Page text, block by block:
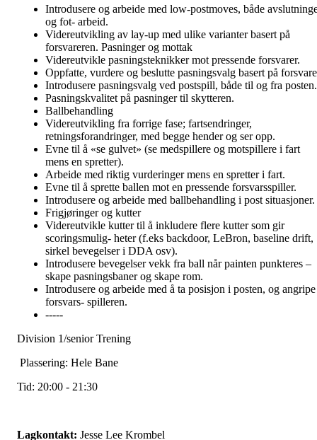
Introdusere og arbeide med low-postmoves, både
og fot- arbeid.
Videreutvikling av lay-up med ulike varianter basert på
forsvareren. Pasninger og mottak
Videreutvikle pasningsteknikker mot pressende forsvarer.
Oppfatte, vurdere og beslutte pasningsvalg basert på
Introdusere pasningsvalg ved postspill, både til og fra posten.
Pasningskvalitet på pasninger til skytteren.
Ballbehandling
Videreutvikling fra forrige fase; fartsendringer,
retningsforandringer, med begge hender og ser opp.
Evne til å «se gulvet» (se medspillere og motspillere i fart
mens en spretter).
Arbeide med riktig vurderinger mens en spretter i fart.
Evne til å sprette ballen mot en pressende forsvarsspiller.
Introdusere og arbeide med ballbehandling i post situasjoner.
Frigjøringer og kutter
Videreutvikle kutter til å inkludere flere kutter som gir
scoringsmulig- heter (f.eks backdoor, LeBron, baseline drift,
sirkel bevegelser i DDA osv).
Introdusere bevegelser vekk fra ball når painten punkteres –
skape pasningsbaner og skape rom.
Introdusere og arbeide med å ta posisjon i posten, og angripe
forsvars- spilleren.
-----
Division 1/senior Trening
Plassering: Hele Bane
Tid: 20:00 - 21:30
Lagkontakt: Jesse Lee Krombel